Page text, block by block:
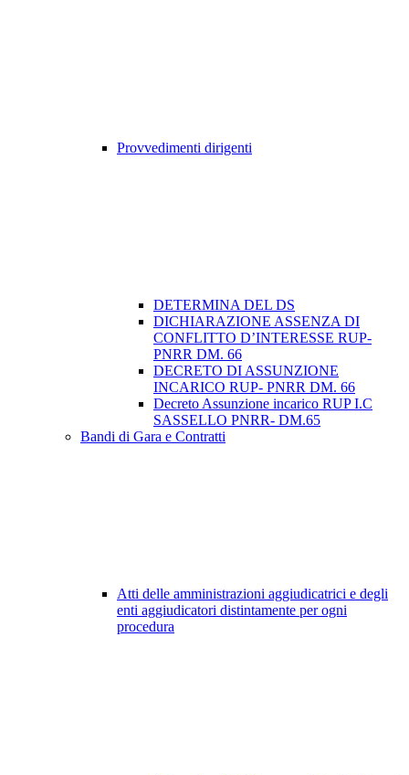
Provvedimenti dirigenti
DETERMINA DEL DS
DICHIARAZIONE ASSENZA DI
CONFLITTO D’INTERESSE RUP-
PNRR DM. 66
DECRETO DI ASSUNZIONE
INCARICO RUP- PNRR DM. 66
Decreto Assunzione incarico RUP I.C
SASSELLO PNRR- DM.65
Bandi di Gara e Contratti
Atti delle amministrazioni aggiudicatrici e degli
enti aggiudicatori distintamente per ogni
procedura